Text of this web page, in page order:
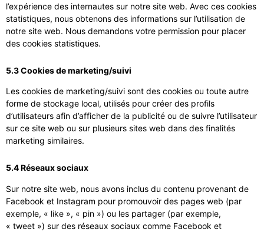
l’expérience des internautes sur notre site web. Avec ces cookies
statistiques, nous obtenons des informations sur l’utilisation de
notre site web. Nous demandons votre permission pour placer
des cookies statistiques.
5.3 Cookies de marketing/suivi
Les cookies de marketing/suivi sont des cookies ou toute autre
forme de stockage local, utilisés pour créer des profils
d’utilisateurs afin d’afficher de la publicité ou de suivre l’utilisateur
sur ce site web ou sur plusieurs sites web dans des finalités
marketing similaires.
5.4 Réseaux sociaux
Sur notre site web, nous avons inclus du contenu provenant de
Facebook et Instagram pour promouvoir des pages web (par
exemple, « like », « pin ») ou les partager (par exemple,
« tweet ») sur des réseaux sociaux comme Facebook et